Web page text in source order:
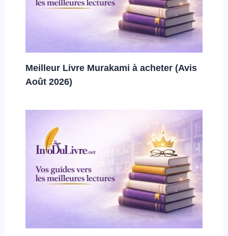
Meilleur Livre Murakami à acheter (Avis
Août 2026)